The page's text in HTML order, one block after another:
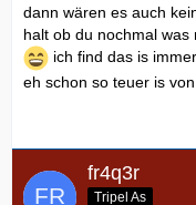
dann wären es auch
halt ob du nochmal was
ich find das is
eh schon so teuer is
fr4q3r
Tripel As